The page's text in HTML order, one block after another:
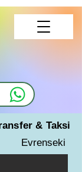
& Taksi
Evrenseki